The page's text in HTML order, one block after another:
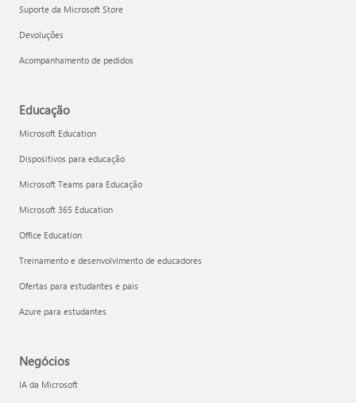
Suporte da Microsoft Store
Devoluções
Acompanhamento de pedidos
Educação
Microsoft Education
Dispositivos para educação
Microsoft Teams para Educação
Microsoft 365 Education
Office Education
Treinamento e desenvolvimento de educadores
Ofertas para estudantes e pais
Azure para estudantes
Negócios
IA da Microsoft